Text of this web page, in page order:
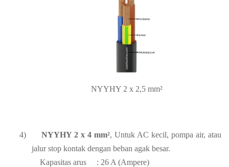
NYYHY 2 x 2,5 mm²
4) NYYHY 2 x 4 mm², Untuk AC kecil, pompa air, atau
jalur stop kontak dengan beban agak besar.
Kapasitas arus
: 26 A (Ampere)